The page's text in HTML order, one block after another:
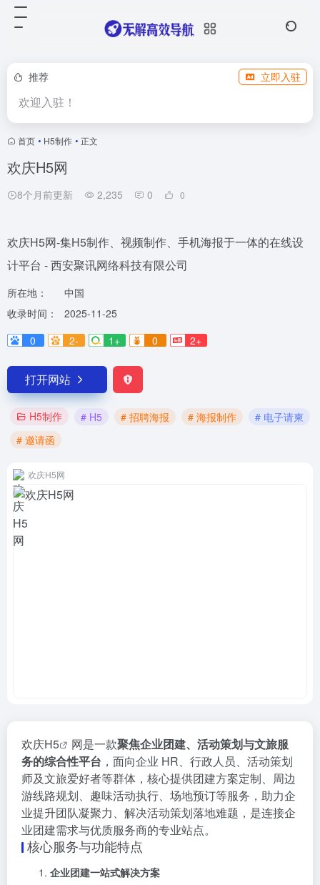
推荐 立即入驻
欢迎入驻！
首页 • H5制作 • 正文
欢庆H5网
8个月前更新 2,235 0 0
欢庆H5网-集H5制作、视频制作、手机海报于一体的在线设
计平台 - 西安聚讯网络科技有限公司
所在地：
中国
收录时间：
2025-11-25
0
2- 1+ 0 2+
打开网站
H5制作 # H5 # 招聘海报 # 海报制作
# 电子请柬
# 邀请函
欢庆H5网
欢庆H5 网是一款聚焦企业团建、活动策划与文旅服
务的综合性平台 ，面向企业 HR、行政人员、活动策划
师及文旅爱好者等群体，核心提供团建方案定制、周边
游线路规划、趣味活动执行、场地预订等服务，助力企
业提升团队凝聚力、解决活动策划落地难题，是连接企
业团建需求与优质服务商的专业站点。
核心服务与功能特点
企业团建一站式解决方案